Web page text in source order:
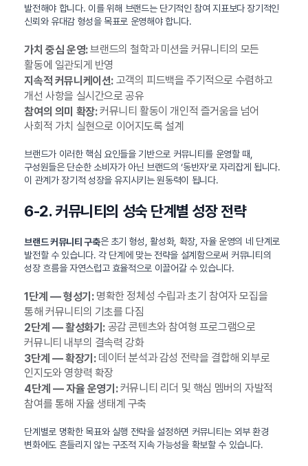
발전해야 합니다. 이를 위해 브랜드는 단기적인 참여 지표보다 장기적인
신뢰와 유대감 형성을 목표로 운영해야 합니다.
가치 중심 운영:브랜드의 철학과 미션을 커뮤니티의 모든
활동에 일관되게 반영
지속적 커뮤니케이션:고객의 피드백을 주기적으로 수렴하고
개선 사항을 실시간으로 공유
참여의 의미 확장:커뮤니티 활동이 개인적 즐거움을 넘어
사회적 가치 실현으로 이어지도록 설계
브랜드가 이러한 핵심 요인들을 기반으로 커뮤니티를 운영할 때,
구성원들은 단순한 소비자가 아닌 브랜드의 ‘동반자’로 자리잡게 됩니다.
이 관계가 장기적 성장을 유지시키는 원동력이 됩니다.
6-2. 커뮤니티의 성숙 단계별 성장 전략
브랜드 커뮤니티 구축은 초기 형성, 활성화, 확장, 자율 운영의 네 단계로
발전할 수 있습니다. 각 단계에 맞는 전략을 설계함으로써 커뮤니티의
성장 흐름을 자연스럽고 효율적으로 이끌어갈 수 있습니다.
1단계 — 형성기:명확한 정체성 수립과 초기 참여자 모집을
통해 커뮤니티의 기초를 다짐
2단계 — 활성화기:공감 콘텐츠와 참여형 프로그램으로
커뮤니티 내부의 결속력 강화
3단계 — 확장기:데이터 분석과 감성 전략을 결합해 외부로
인지도와 영향력 확장
4단계 — 자율 운영기:커뮤니티 리더 및 핵심 멤버의 자발적
참여를 통해 자율 생태계 구축
단계별로 명확한 목표와 실행 전략을 설정하면 커뮤니티는 외부 환경
변화에도 흔들리지 않는 구조적 지속 가능성을 확보할 수 있습니다.